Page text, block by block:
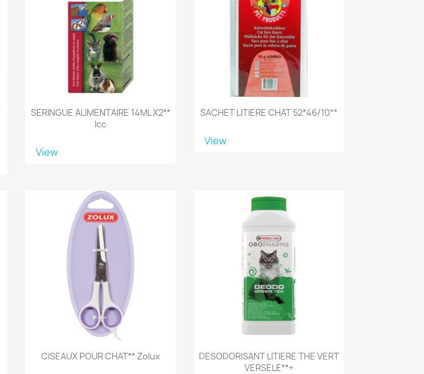
SERINGUE ALIMENTAIRE 14ML X2**
Icc
View
SACHET LITIERE CHAT 52*46/10**
View
CISEAUX POUR CHAT** Zolux
DESODORISANT LITIERE THE VERT
VERSELE**+